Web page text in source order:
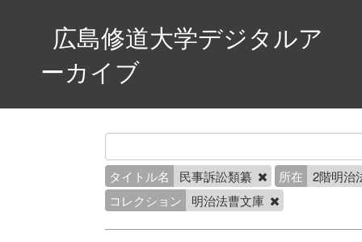
広島修道大学デジタルア
ーカイブ
タイトル名 民事訴訟類纂 所在
2階明治
コレクション
明治法曹文庫